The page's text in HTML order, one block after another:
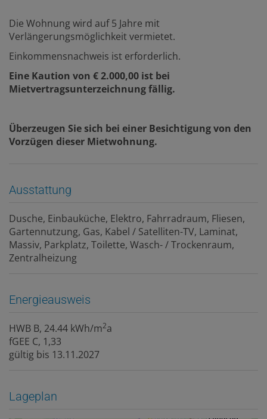
Die Wohnung wird auf 5 Jahre mit
Verlängerungsmöglichkeit vermietet.
Einkommensnachweis ist erforderlich.
Eine Kaution von € 2.000,00 ist bei
Mietvertragsunterzeichnung fällig.
Überzeugen Sie sich bei einer Besichtigung von den
Vorzügen dieser Mietwohnung.
Ausstattung
Dusche Einbauküche Elektro Fahrradraum Fliesen
Gartennutzung Gas Kabel / Satelliten-TV Laminat
Massiv Parkplatz Toilette Wasch- / Trockenraum
Zentralheizung
Energieausweis
HWB B, 24.44 kWh/m2a
fGEE C, 1,33
gültig bis 13.11.2027
Lageplan